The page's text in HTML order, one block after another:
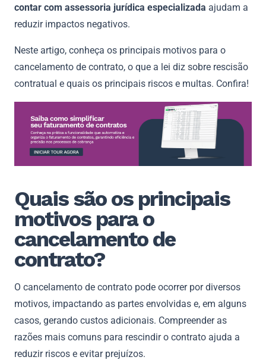
contar com assessoria jurídica especializada ajudam a
reduzir impactos negativos.
Neste artigo, conheça os principais motivos para o
cancelamento de contrato, o que a lei diz sobre rescisão
contratual e quais os principais riscos e multas. Confira!
Quais são os principais
motivos para o
cancelamento de
contrato?
O cancelamento de contrato pode ocorrer por diversos
motivos, impactando as partes envolvidas e, em alguns
casos, gerando custos adicionais. Compreender as
razões mais comuns para rescindir o contrato ajuda a
reduzir riscos e evitar prejuízos.